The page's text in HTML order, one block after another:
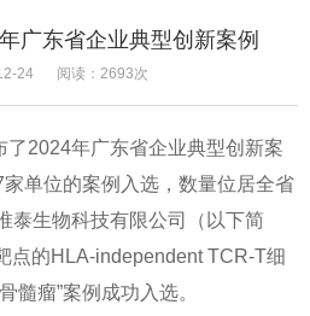
广东省企业典型创新案例
24 阅读：2693次
2024年广东省企业典型创新案
单位的案例入选，数量位居全省
泰生物科技有限公司（以下简
点的HLA-independent TCR-T细
髓瘤”案例成功入选。